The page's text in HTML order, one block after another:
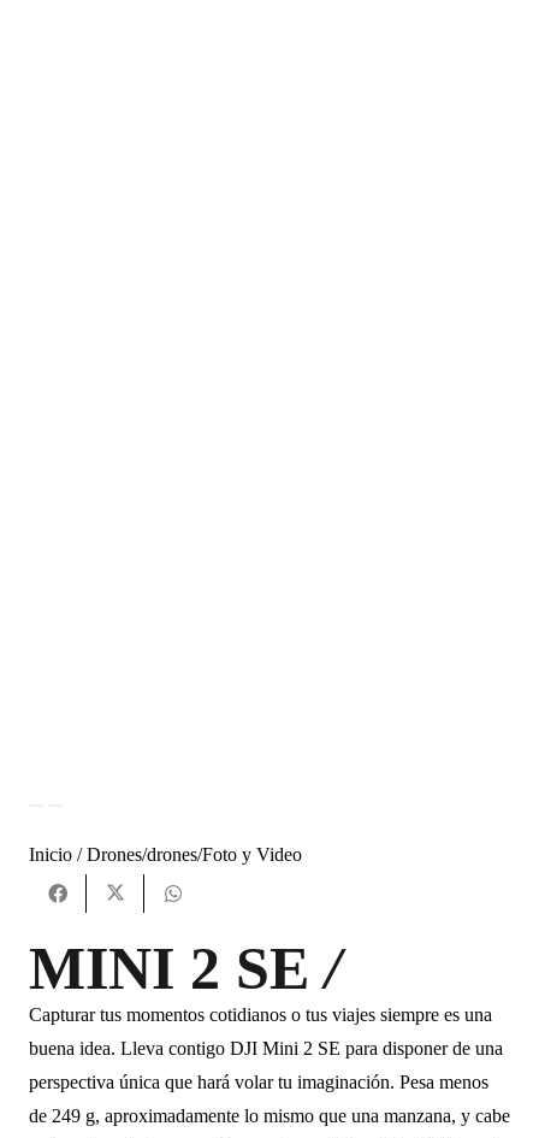
Inicio /Drones/drones/Foto y Video
MINI 2 SE/
Capturar tus momentos cotidianos o tus viajes siempre es una
buena idea. Lleva contigo DJI Mini 2 SE para disponer de una
perspectiva única que hará volar tu imaginación. Pesa menos
de 249 g, aproximadamente lo mismo que una manzana, y cabe